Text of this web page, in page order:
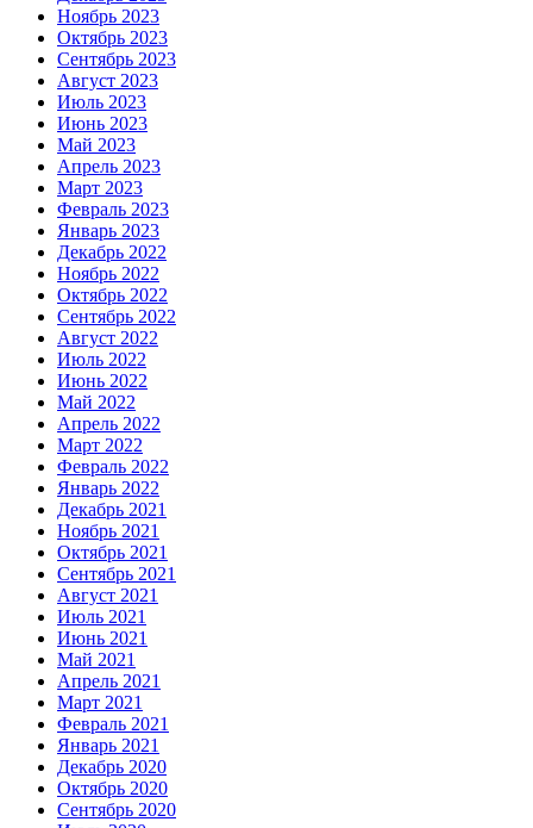
Ноябрь 2023
Октябрь 2023
Сентябрь 2023
Август 2023
Июль 2023
Июнь 2023
Май 2023
Апрель 2023
Март 2023
Февраль 2023
Январь 2023
Декабрь 2022
Ноябрь 2022
Октябрь 2022
Сентябрь 2022
Август 2022
Июль 2022
Июнь 2022
Май 2022
Апрель 2022
Март 2022
Февраль 2022
Январь 2022
Декабрь 2021
Ноябрь 2021
Октябрь 2021
Сентябрь 2021
Август 2021
Июль 2021
Июнь 2021
Май 2021
Апрель 2021
Март 2021
Февраль 2021
Январь 2021
Декабрь 2020
Октябрь 2020
Сентябрь 2020